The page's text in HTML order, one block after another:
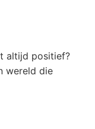
altijd positief?
wereld die